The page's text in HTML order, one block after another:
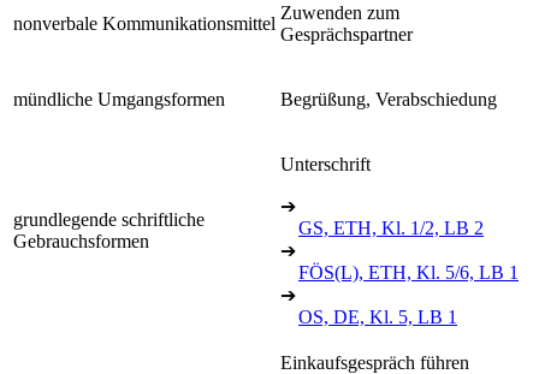
nonverbale Kommunikationsmittel
Zuwenden zum
Gesprächspartner
mündliche Umgangsformen Begrüßung, Verabschiedung
grundlegende schriftliche
Gebrauchsformen
Unterschrift
➔
GS, ETH, Kl. 1/2, LB 2
➔
FÖS(L), ETH, Kl. 5/6, LB 1
➔
OS, DE, Kl. 5, LB 1
Einkaufsgespräch führen